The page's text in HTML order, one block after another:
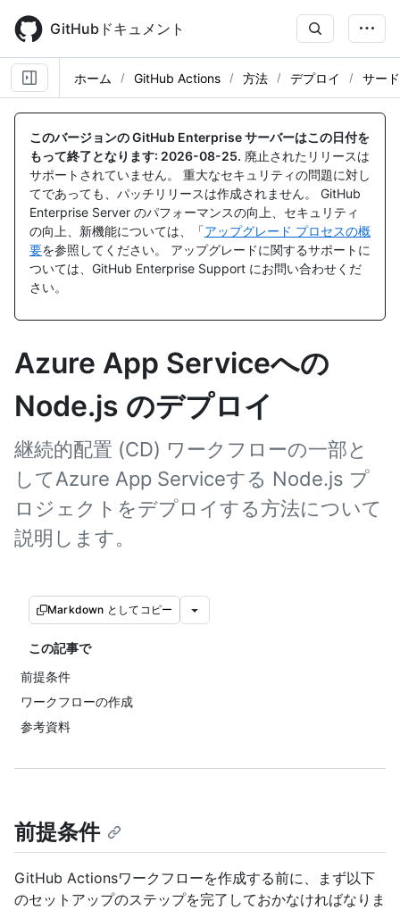
main
content
GitHubドキュメント
ホーム GitHub Actions 方法 デプロイ サー
このバージョンの GitHub Enterprise サーバーはこの日付を
もって終了となります: 2026-08-25. 廃止されたリリースは
サポートされていません。 重大なセキュリティの問題に対し
てであっても、パッチリリースは作成されません。 GitHub
Enterprise Server のパフォーマンスの向上、セキュリティ
の向上、新機能については、「アップグレード プロセスの概
要を参照してください。 アップグレードに関するサポートに
ついては、GitHub Enterprise Support にお問い合わせくだ
さい。
Azure App Serviceへの
Node.js のデプロイ
継続的配置 (CD) ワークフローの一部と
してAzure App Serviceする Node.js プ
ロジェクトをデプロイする方法について
説明します。
Markdown としてコピー
この記事で
前提条件
ワークフローの作成
参考資料
前提条件
GitHub Actionsワークフローを作成する前に、まず以下
のセットアップのステップを完了しておかなければなりま